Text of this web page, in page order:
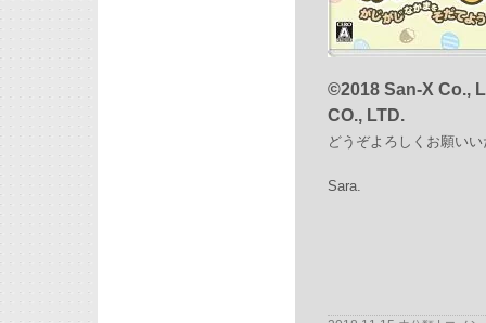
©2018 San-X Co.,
CO., LTD.
どうぞよろしくお願い
Sara.